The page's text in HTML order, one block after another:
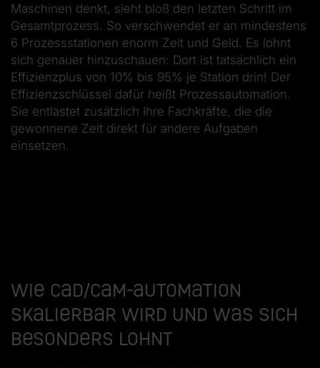
Maschinen denkt, sieht bloß den letzten Schritt im
Gesamtprozess. So verschwendet er an mindestens
6 Prozessstationen enorm Zeit und Geld. Es lohnt
sich genauer hinzuschauen: Dort ist tatsächlich ein
Effizienzplus von 10% bis 95% je Station drin! Der
Effizienzschlüssel dafür heißt Prozessautomation.
Sie entlastet zusätzlich Ihre Fachkräfte, die die
gewonnene Zeit direkt für andere Aufgaben
einsetzen.
Wie CAD/CAM-Automation
skalierbar wird und was sich
besonders lohnt